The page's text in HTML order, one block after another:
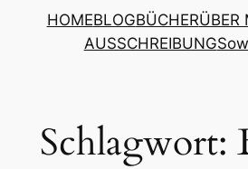
HOMEBLOGBÜCHERÜBER
AUSSCHREIBUNG
Schlagwort: